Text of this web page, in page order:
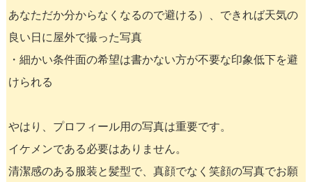
あなただか分からなくなるので避ける）、できれば天気の
良い日に屋外で撮った写真
・細かい条件面の希望は書かない方が不要な印象低下を避
けられる
やはり、プロフィール用の写真は重要です。
イケメンである必要はありません。
清潔感のある服装と髪型で、真顔でなく笑顔の写真でお願